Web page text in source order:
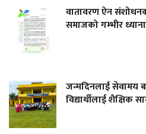
वातावरण ऐन
समाजको गम्भीर
जन्मदिनलाई सेवामय
विद्यार्थीलाई शैक्षिक